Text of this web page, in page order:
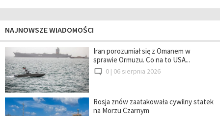
NAJNOWSZE WIADOMOŚCI
Iran porozumiał się z Omanem w
sprawie Ormuzu. Co na to USA...
0 | 06 sierpnia 2026
Rosja znów zaatakowała cywilny statek
na Morzu Czarnym